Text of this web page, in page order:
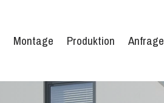
Montage Produktion Anfrage